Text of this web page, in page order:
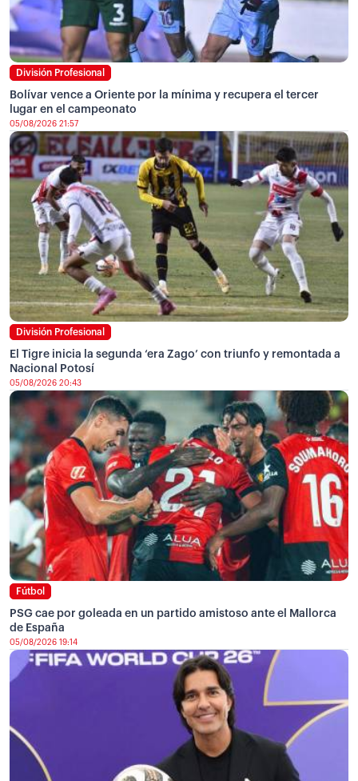
División Profesional
Bolívar vence a Oriente por la mínima y recupera el tercer
lugar en el campeonato
05/08/2026 21:57
División Profesional
El Tigre inicia la segunda ‘era Zago’ con triunfo y remontada a
Nacional Potosí
05/08/2026 20:43
Fútbol
PSG cae por goleada en un partido amistoso ante el Mallorca
de España
05/08/2026 19:14